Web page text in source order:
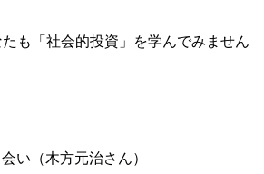
も「社会的投資」を学んでみません